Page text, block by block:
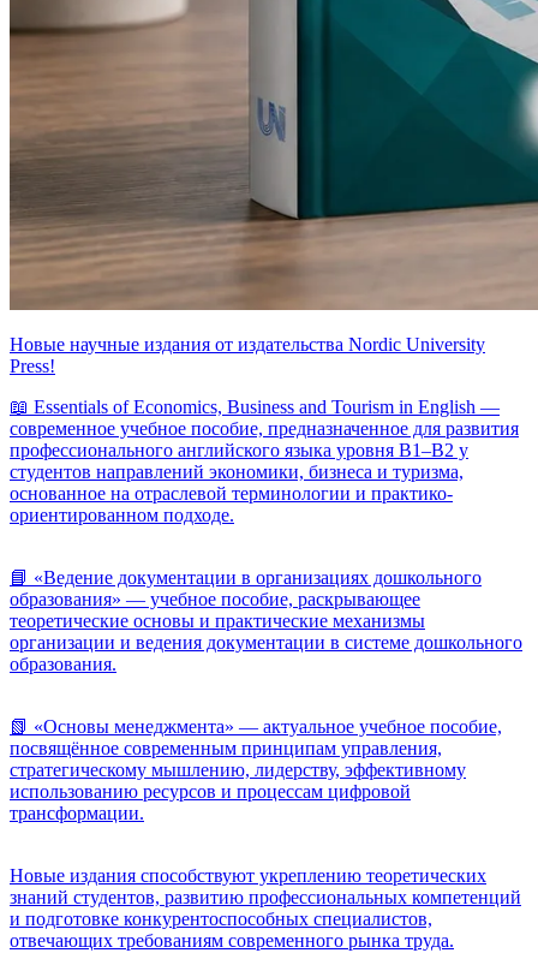
Новые научные издания от издательства Nordic University
Press!
📖 Essentials of Economics, Business and Tourism in English —
современное учебное пособие, предназначенное для развития
профессионального английского языка уровня B1–B2 у
студентов направлений экономики, бизнеса и туризма,
основанное на отраслевой терминологии и практико-
ориентированном подходе.
📘 «Ведение документации в организациях дошкольного
образования» — учебное пособие, раскрывающее
теоретические основы и практические механизмы
организации и ведения документации в системе дошкольного
образования.
📗 «Основы менеджмента» — актуальное учебное пособие,
посвящённое современным принципам управления,
стратегическому мышлению, лидерству, эффективному
использованию ресурсов и процессам цифровой
трансформации.
Новые издания способствуют укреплению теоретических
знаний студентов, развитию профессиональных компетенций
и подготовке конкурентоспособных специалистов,
отвечающих требованиям современного рынка труда.